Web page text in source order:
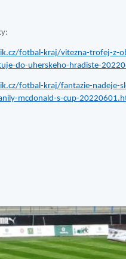
fotbal-kraj/vitezna-trofej-z-
do-uherskeho-hradiste-
fotbal-kraj/fantazie-nadeje-
mcdonald-s-cup-